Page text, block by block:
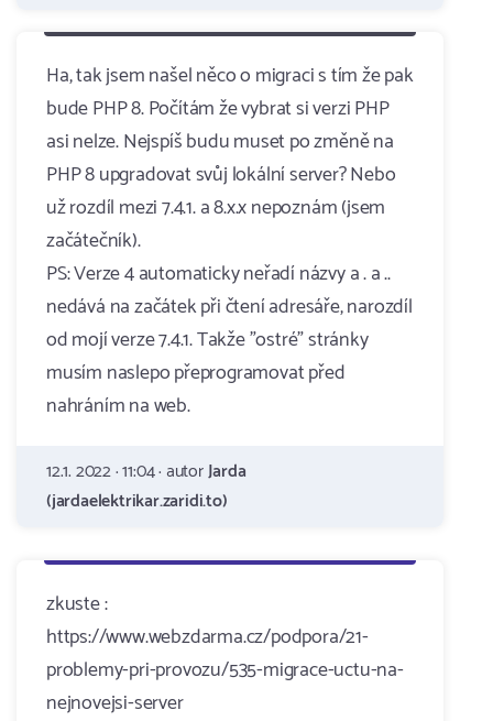
Ha, tak jsem našel něco o migraci s tím že pak
bude PHP 8. Počítám že vybrat si verzi PHP
asi nelze. Nejspíš budu muset po změně na
PHP 8 upgradovat svůj lokální server? Nebo
už rozdíl mezi 7.4.1. a 8.x.x nepoznám (jsem
začátečník).
PS: Verze 4 automaticky neřadí názvy a . a ..
nedává na začátek při čtení adresáře, narozdíl
od mojí verze 7.4.1. Takže "ostré" stránky
musím naslepo přeprogramovat před
nahráním na web.
12.1. 2022 · 11:04 · autorJarda
(jardaelektrikar.zaridi.to)
zkuste :
https://www.webzdarma.cz/podpora/21-
problemy-pri-provozu/535-migrace-uctu-na-
nejnovejsi-server